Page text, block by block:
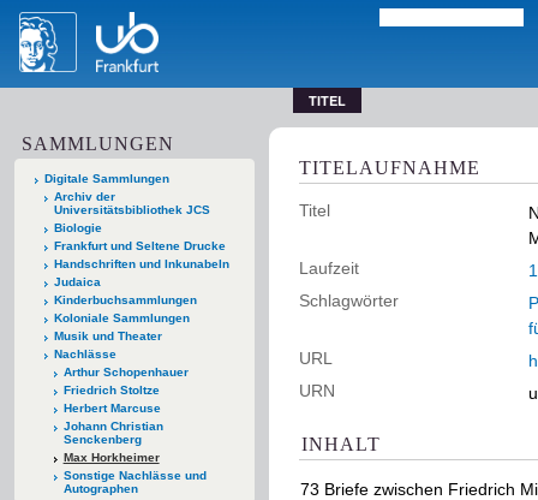
TITEL
SAMMLUNGEN
Digitale Sammlungen
Archiv der
Universitätsbibliothek JCS
Biologie
Frankfurt und Seltene Drucke
Handschriften und Inkunabeln
Judaica
Kinderbuchsammlungen
Koloniale Sammlungen
Musik und Theater
Nachlässe
Arthur Schopenhauer
Friedrich Stoltze
Herbert Marcuse
Johann Christian
Senckenberg
Max Horkheimer
Sonstige Nachlässe und
Autographen
TITELAUFNAHME
Titel
Laufzeit
Schlagwörter
URL
URN
INHALT
73 Briefe zwischen Friedrich